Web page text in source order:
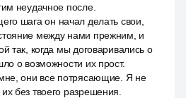
неудачное после.
шага он начал делать свои,
между нами прежним, и
так, когда мы договаривались о
о возможности их прост.
они все потрясающие. Я не
без твоего разрешения.